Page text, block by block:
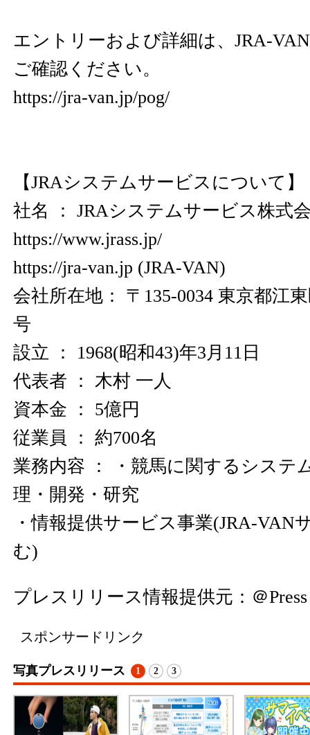
エントリーおよび詳細は、JRA-
ご確認ください。
https://jra-van.jp/pog/
【JRAシステムサービスについて】
社名 ： JRAシステムサービス株式
https://www.jrass.jp/
https://jra-van.jp (JRA-VAN)
会社所在地： 〒135-0034 東京都江
号
設立 ： 1968(昭和43)年3月11日
代表者 ： 木村 一人
資本金 ： 5億円
従業員 ： 約700名
業務内容 ： ・競馬に関するシステ
理・開発・研究
・情報提供サービス事業(JRA-VAN
む)
プレスリリース情報提供元： ＠Press
スポンサードリンク
写真プレスリリース 1 2 3